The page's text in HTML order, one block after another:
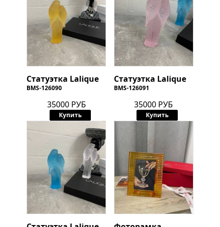
Статуэтка Lalique
BMS-126090
35000 РУБ
Купить
Статуэтка Lalique
BMS-126091
35000 РУБ
Купить